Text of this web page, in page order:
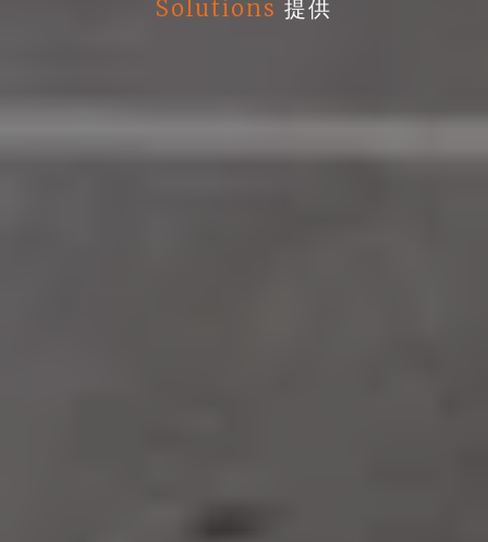
Solutions 提供